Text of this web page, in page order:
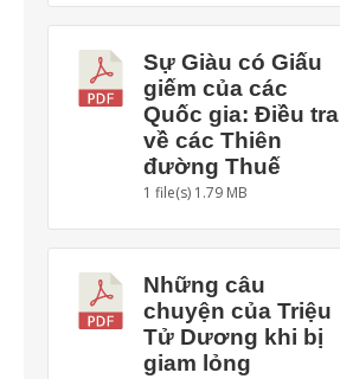
Sự Giàu có Giấu
giếm của các
Quốc gia: Điều tra
về các Thiên
đường Thuế
1 file(s) 1.79 MB
Những câu
chuyện của Triệu
Tử Dương khi bị
giam lỏng